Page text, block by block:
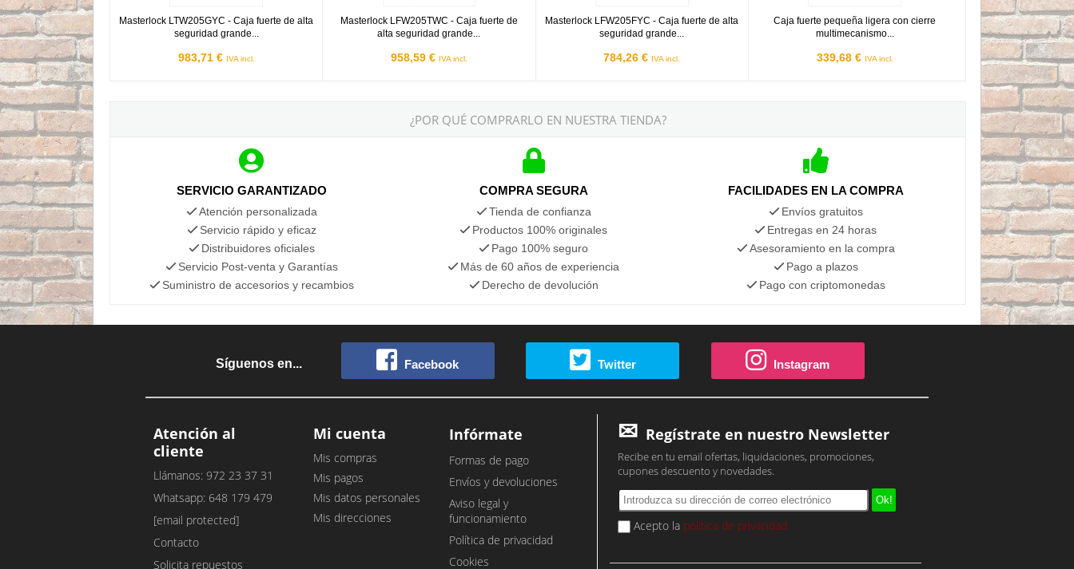
Masterlock LTW205GYC - Caja fuerte de alta
seguridad grande...
983,71 € IVA incl.
Masterlock LFW205TWC - Caja fuerte de
alta seguridad grande...
958,59 € IVA incl.
Masterlock LFW205FYC - Caja fuerte de alta
seguridad grande...
784,26 € IVA incl.
Caja fuerte pequeña ligera con cierre
multimecanismo...
339,68 € IVA incl.
¿POR QUÉ COMPRARLO EN NUESTRA TIENDA?
SERVICIO GARANTIZADO
Atención personalizada
Servicio rápido y eficaz
Distribuidores oficiales
Servicio Post-venta y Garantías
Suministro de accesorios y recambios
COMPRA SEGURA
Tienda de confianza
Productos 100% originales
Pago 100% seguro
Más de 60 años de experiencia
Derecho de devolución
FACILIDADES EN LA COMPRA
Envíos gratuitos
Entregas en 24 horas
Asesoramiento en la compra
Pago a plazos
Pago con criptomonedas
Síguenos en... Facebook Twitter Instagram
Atención al
cliente
Llámanos: 972 23 37 31
Whatsapp: 648 179 479
[email protected]
Contacto
Solicita repuestos
Mi cuenta
Mis compras
Mis pagos
Mis datos personales
Mis direcciones
Infórmate
Formas de pago
Envíos y devoluciones
Aviso legal y
funcionamiento
Política de privacidad
Cookies
Regístrate en nuestro Newsletter
Recibe en tu email ofertas, liquidaciones, promociones,
cupones descuento y novedades.
Acepto la política de privacidad